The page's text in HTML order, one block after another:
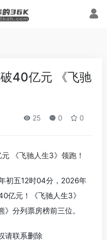
40亿元 《飞驰
25 0 0
初五12时04分，2026年
亿元！《飞驰人生3》
》分列票房榜前三位。
请联系删除